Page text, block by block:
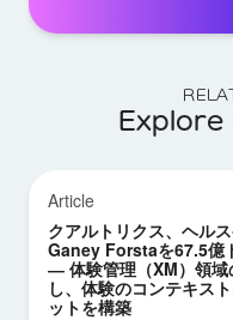
Explore
Article
クアルトリクス、ヘル
Ganey Forstaを67.5億
― 体験管理（XM）領域
し、体験のコンテキス
ットを構築